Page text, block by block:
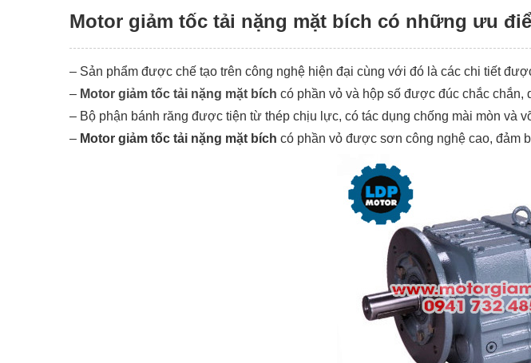
Motor giảm tốc tải nặng mặt bích có những ưu
– Sản phẩm được chế tạo trên công nghệ hiện đại cùng với đó là các chi tiết
– Motor giảm tốc tải nặng mặt bích có phần vỏ và hộp số được đúc chắc chắn,
– Bộ phận bánh răng được tiện từ thép chịu lực, có tác dụng chống mài mòn và
– Motor giảm tốc tải nặng mặt bích có phần vỏ được sơn công nghệ cao, đảm